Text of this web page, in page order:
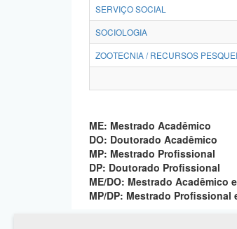
SERVIÇO SOCIAL
SOCIOLOGIA
ZOOTECNIA / RECURSOS
ME: Mestrado Acadêmico
DO: Doutorado Acadêmico
MP: Mestrado Profissional
DP: Doutorado Profissional
ME/DO: Mestrado Acadêmico
MP/DP: Mestrado